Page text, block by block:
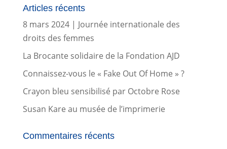
Articles récents
8 mars 2024 | Journée internationale des
droits des femmes
La Brocante solidaire de la Fondation AJD
Connaissez-vous le « Fake Out Of Home » ?
Crayon bleu sensibilisé par Octobre Rose
Susan Kare au musée de l’imprimerie
Commentaires récents